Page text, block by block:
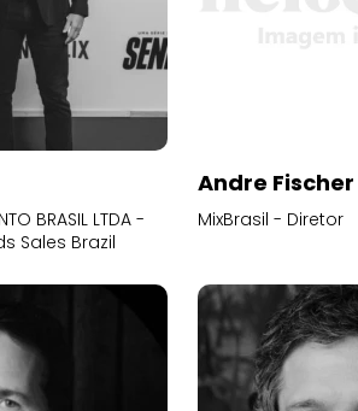
BRASIL LTDA -
Sales Brazil
Andre Fischer
MixBrasil - Diretor